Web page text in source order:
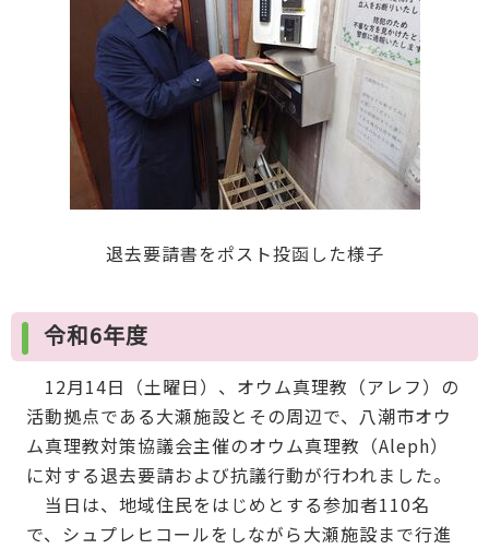
退去要請書をポスト投函した様子
令和6年度
12月14日（土曜日）、オウム真理教（アレフ）の
活動拠点である大瀬施設とその周辺で、八潮市オウ
ム真理教対策協議会主催のオウム真理教（Aleph）
に対する退去要請および抗議行動が行われました。
当日は、地域住民をはじめとする参加者110名
で、シュプレヒコールをしながら大瀬施設まで行進